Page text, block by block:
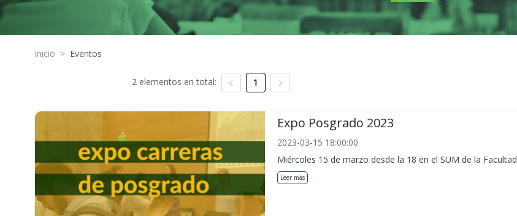
Inicio > Eventos
2 elementos en total: 1
Expo Posgrado 2023
2023-03-15 18:00:00
Miércoles 15 de marzo desde la 18 en el SUM de la Facultad
Leer más